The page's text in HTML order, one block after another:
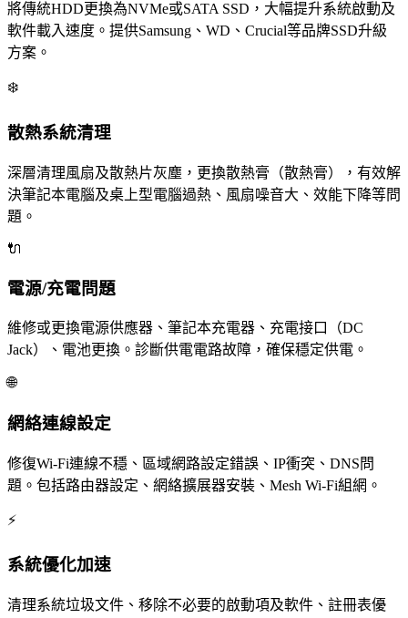
將傳統HDD更換為NVMe或SATA SSD，大幅提升系統啟動及
軟件載入速度。提供Samsung、WD、Crucial等品牌SSD升級
方案。
❄️
散熱系統清理
深層清理風扇及散熱片灰塵，更換散熱膏（散熱膏），有效解
決筆記本電腦及桌上型電腦過熱、風扇噪音大、效能下降等問
題。
🔌
電源/充電問題
維修或更換電源供應器、筆記本充電器、充電接口（DC
Jack）、電池更換。診斷供電電路故障，確保穩定供電。
🌐
網絡連線設定
修復Wi-Fi連線不穩、區域網路設定錯誤、IP衝突、DNS問
題。包括路由器設定、網絡擴展器安裝、Mesh Wi-Fi組網。
⚡
系統優化加速
清理系統垃圾文件、移除不必要的啟動項及軟件、註冊表優